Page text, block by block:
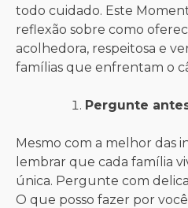
todo cuidado. Este
reflexão sobre como
acolhedora, respeitosa e
famílias que enfrentam o
Pergunte
Mesmo com a melhor das
lembrar que cada família
única. Pergunte com
O que posso fazer por